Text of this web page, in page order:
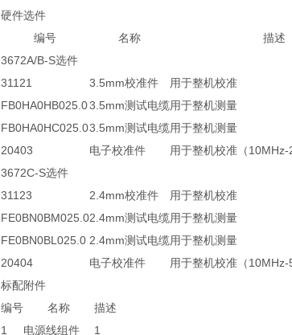
硬件选件
编号
名称
描述
3672A/B-S选件
31121
3.5mm校准件
用于整机校准
FB0HA0HB025.03.5mm测试电缆用于整机测量
FB0HA0HC025.03.5mm测试电缆用于整机测量
20403
电子校准件
用于整机校准（10MHz-
3672C-S选件
31123
2.4mm校准件
用于整机校准
FE0BN0BM025.02.4mm测试电缆用于整机测量
FE0BN0BL025.0 2.4mm测试电缆用于整机测量
20404
电子校准件
用于整机校准（10MHz-
标配附件
编号
名称
描述
1
电源线组件
1